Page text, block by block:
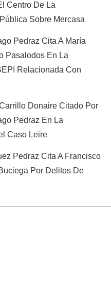
Centro De La
Sobre Mercasa
Pedraz Cita A María
Pasalodos En La
Relacionada Con
Donaire Citado Por
Pedraz En La
Caso Leire
Pedraz Cita A Francisco
Por Delitos De